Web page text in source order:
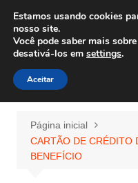
para
conteúdo
Wiley Wales
corais algas e vida marinha
Página inicial
CARTÃO DE CRÉDITO
BENEFÍCIO
Estamos usando cookies
nosso site.
Você pode saber mais
desativá-los em settings.
Aceitar